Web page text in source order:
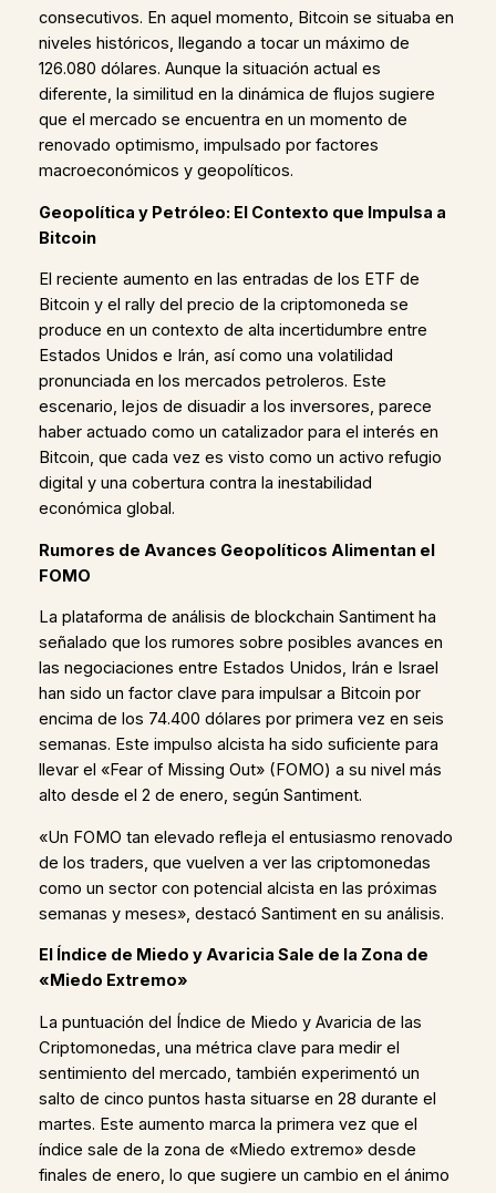
consecutivos. En aquel momento, Bitcoin se situaba en
niveles históricos, llegando a tocar un máximo de
126.080 dólares. Aunque la situación actual es
diferente, la similitud en la dinámica de flujos sugiere
que el mercado se encuentra en un momento de
renovado optimismo, impulsado por factores
macroeconómicos y geopolíticos.
Geopolítica y Petróleo: El Contexto que Impulsa a
Bitcoin
El reciente aumento en las entradas de los ETF de
Bitcoin y el rally del precio de la criptomoneda se
produce en un contexto de alta incertidumbre entre
Estados Unidos e Irán, así como una volatilidad
pronunciada en los mercados petroleros. Este
escenario, lejos de disuadir a los inversores, parece
haber actuado como un catalizador para el interés en
Bitcoin, que cada vez es visto como un activo refugio
digital y una cobertura contra la inestabilidad
económica global.
Rumores de Avances Geopolíticos Alimentan el
FOMO
La plataforma de análisis de blockchain Santiment ha
señalado que los rumores sobre posibles avances en
las negociaciones entre Estados Unidos, Irán e Israel
han sido un factor clave para impulsar a Bitcoin por
encima de los 74.400 dólares por primera vez en seis
semanas. Este impulso alcista ha sido suficiente para
llevar el «Fear of Missing Out» (FOMO) a su nivel más
alto desde el 2 de enero, según Santiment.
«Un FOMO tan elevado refleja el entusiasmo renovado
de los traders, que vuelven a ver las criptomonedas
como un sector con potencial alcista en las próximas
semanas y meses», destacó Santiment en su análisis.
El Índice de Miedo y Avaricia Sale de la Zona de
«Miedo Extremo»
La puntuación del Índice de Miedo y Avaricia de las
Criptomonedas, una métrica clave para medir el
sentimiento del mercado, también experimentó un
salto de cinco puntos hasta situarse en 28 durante el
martes. Este aumento marca la primera vez que el
índice sale de la zona de «Miedo extremo» desde
finales de enero, lo que sugiere un cambio en el ánimo